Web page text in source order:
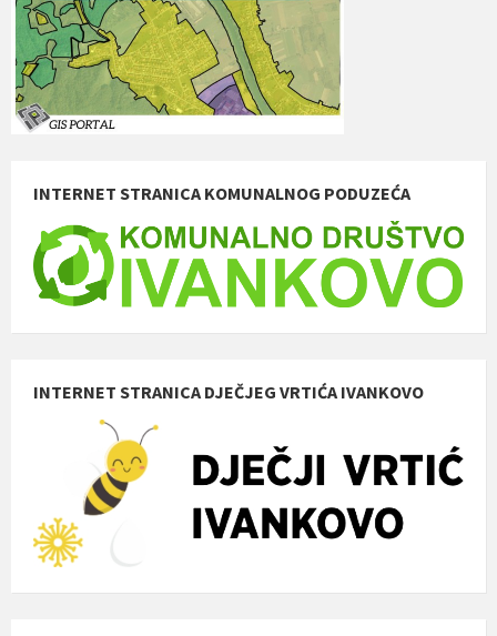
INTERNET STRANICA KOMUNALNOG PODUZEĆA
INTERNET STRANICA DJEČJEG VRTIĆA IVANKOVO